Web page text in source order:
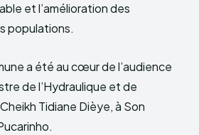
et l’amélioration des
populations.
a été au cœur de l’audience
de l’Hydraulique et de
Tidiane Dièye, à Son